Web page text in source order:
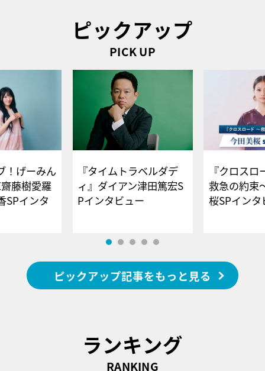
ピックアップ
PICK UP
！げーみん
藤樹愛羅
SPインタ
『タイムトラベルダデ
ィ』ダイアン津田篤宏S
Pインタビュー
『クロス
救急の約束
桜SPイ
ピックアップ記事をもっと見る
ランキング
RANKING